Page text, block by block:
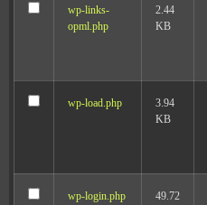
wp-links-
opml.php
2.44
KB
wp-load.php
3.94
KB
wp-login.php
49.72